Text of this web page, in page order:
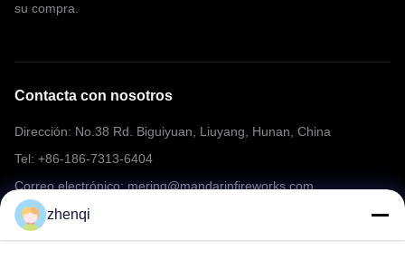
su compra.
Contacta con nosotros
Dirección: No.38 Rd. Biguiyuan, Liuyang, Hunan, China
Tel: +86-186-7313-6404
Correo electrónico: mering@mandarinfireworks.com
zhenqi